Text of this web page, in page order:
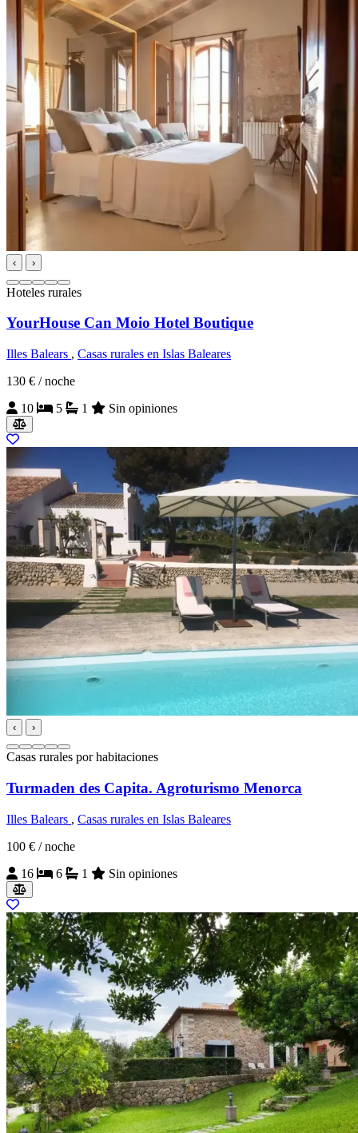
‹ ›
Hoteles rurales
YourHouse Can Moio Hotel Boutique
Illes Balears , Casas rurales en Islas Baleares
130 € / noche
10
5 1 Sin opiniones
‹ ›
Casas rurales por habitaciones
Turmaden des Capita. Agroturismo Menorca
Illes Balears , Casas rurales en Islas Baleares
100 € / noche
16
6 1 Sin opiniones